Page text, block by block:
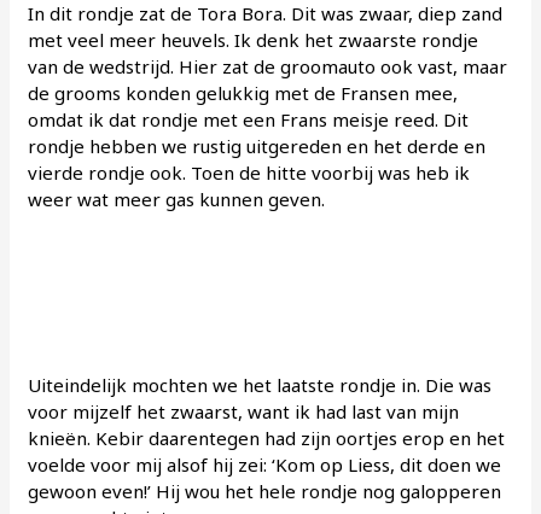
In dit rondje zat de Tora Bora. Dit was zwaar, diep zand
met veel meer heuvels. Ik denk het zwaarste rondje
van de wedstrijd. Hier zat de groomauto ook vast, maar
de grooms konden gelukkig met de Fransen mee,
omdat ik dat rondje met een Frans meisje reed. Dit
rondje hebben we rustig uitgereden en het derde en
vierde rondje ook. Toen de hitte voorbij was heb ik
weer wat meer gas kunnen geven.
Uiteindelijk mochten we het laatste rondje in. Die was
voor mijzelf het zwaarst, want ik had last van mijn
knieën. Kebir daarentegen had zijn oortjes erop en het
voelde voor mij alsof hij zei: ‘Kom op Liess, dit doen we
gewoon even!’ Hij wou het hele rondje nog galopperen